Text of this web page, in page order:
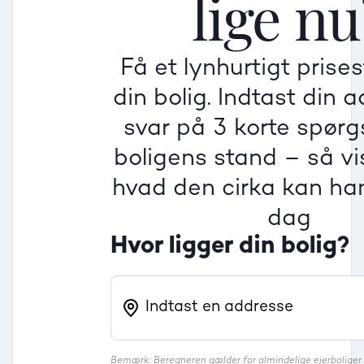
lige
Få et lynhurtigt
din bolig. Indtast din
svar på 3 korte
boligens stand – så
hvad den cirka kan
dag
Hvor ligger din bolig?
Bemærk: Beregneren gælder for almindelige ejerboliger
Dårlig
Dårlig
Dårlig
Villa
Beregner pris